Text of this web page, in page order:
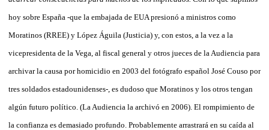
hoy sobre España -que la embajada de EUA presionó a ministros como
Moratinos (RREE) y López Águila (Justicia) y, con estos, a la vez a la
vicepresidenta de la Vega, al fiscal general y otros jueces de la Audiencia para
archivar la causa por homicidio en 2003 del fotógrafo español José Couso por
tres soldados estadounidenses-, es dudoso que Moratinos y los otros tengan
algún futuro político. (La Audiencia la archivó en 2006). El rompimiento de
la confianza es demasiado profundo. Probablemente arrastrará en su caída al